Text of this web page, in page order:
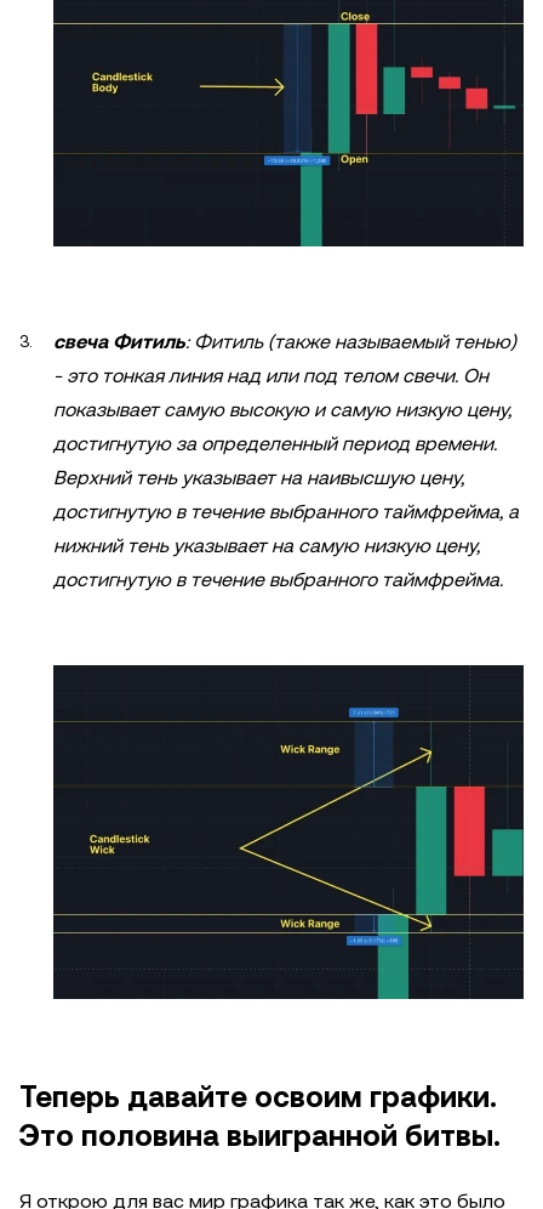
свеча Фитиль: Фитиль (также называемый тенью)
- это тонкая линия над или под телом свечи. Он
показывает самую высокую и самую низкую цену,
достигнутую за определенный период времени.
Верхний тень указывает на наивысшую цену,
достигнутую в течение выбранного таймфрейма, а
нижний тень указывает на самую низкую цену,
достигнутую в течение выбранного таймфрейма.
Теперь давайте освоим графики.
Это половина выигранной битвы.
Я открою для вас мир графика так же, как это было